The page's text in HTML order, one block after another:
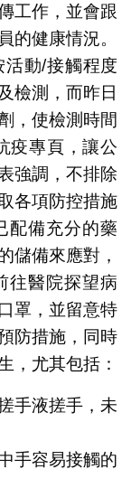
工作，並會跟
的健康情況。
動/接觸程度
檢測，而昨日
，使檢測時間
疫專頁，讓公
強調，不排除
各項防控措施
配備充分的藥
儲備來應對，
往醫院探望病
罩，並留意特
防措施，同時
，尤其包括：
手液搓手，未
手容易接觸的